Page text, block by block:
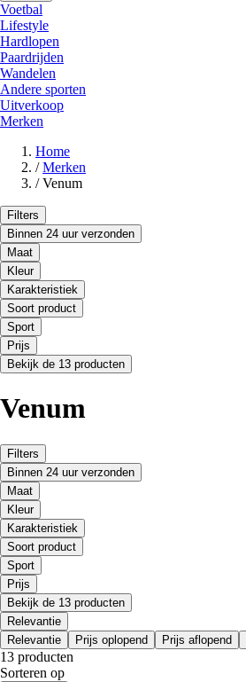
Voetbal
Lifestyle
Hardlopen
Paardrijden
Wandelen
Andere sporten
Uitverkoop
Merken
Home
/ Merken
/ Venum
Filters
Binnen 24 uur verzonden
Maat
Kleur
Karakteristiek
Soort product
Sport
Prijs
Bekijk de 13 producten
Venum
Filters
Binnen 24 uur verzonden
Maat
Kleur
Karakteristiek
Soort product
Sport
Prijs
Bekijk de 13 producten
Relevantie
Relevantie
Prijs oplopend Prijs aflopend
13 producten
Sorteren op